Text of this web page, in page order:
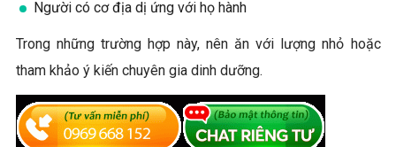
Người có cơ địa dị ứng với họ hành
Trong những trường hợp này, nên ăn với lượng nhỏ hoặc
tham khảo ý kiến chuyên gia dinh dưỡng.